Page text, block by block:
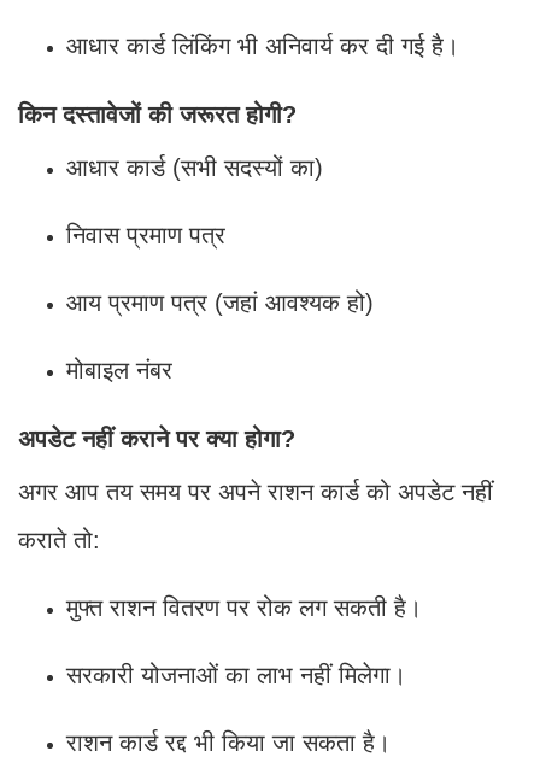
आधार कार्ड लिंकिंग भी अनिवार्य कर दी गई है।
किन दस्तावेजों की जरूरत होगी?
आधार कार्ड (सभी सदस्यों का)
निवास प्रमाण पत्र
आय प्रमाण पत्र (जहां आवश्यक हो)
मोबाइल नंबर
अपडेट नहीं कराने पर क्या होगा?
अगर आप तय समय पर अपने राशन कार्ड को अपडेट नहीं
कराते तो:
मुफ्त राशन वितरण पर रोक लग सकती है।
सरकारी योजनाओं का लाभ नहीं मिलेगा।
राशन कार्ड रद्द भी किया जा सकता है।